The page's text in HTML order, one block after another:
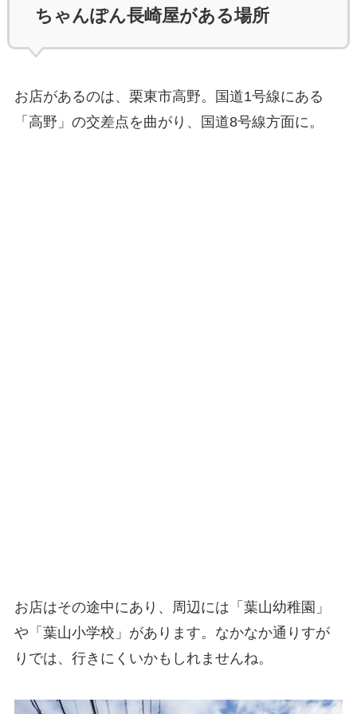
ちゃんぽん長崎屋がある場所
お店があるのは、栗東市高野。国道1号線にある
「高野」の交差点を曲がり、国道8号線方面に。
お店はその途中にあり、周辺には「葉山幼稚園」
や「葉山小学校」があります。なかなか通りすが
りでは、行きにくいかもしれませんね。